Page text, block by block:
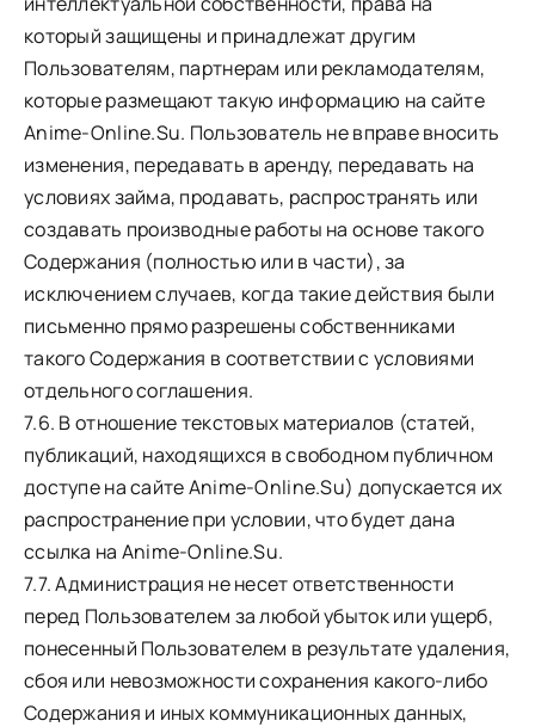
который защищены и принадлежат другим
Пользователям, партнерам или рекламодателям,
которые размещают такую информацию на сайте
Anime-Online.Su. Пользователь не вправе вносить
изменения, передавать в аренду, передавать на
условиях займа, продавать, распространять или
создавать производные работы на основе такого
Содержания (полностью или в части), за
исключением случаев, когда такие действия были
письменно прямо разрешены собственниками
такого Содержания в соответствии с условиями
отдельного соглашения.
7.6. В отношение текстовых материалов (статей,
публикаций, находящихся в свободном публичном
доступе на сайте Anime-Online.Su) допускается их
распространение при условии, что будет дана
ссылка на Anime-Online.Su.
7.7. Администрация не несет ответственности
перед Пользователем за любой убыток или ущерб,
понесенный Пользователем в результате удаления,
сбоя или невозможности сохранения какого-либо
Содержания и иных коммуникационных данных,